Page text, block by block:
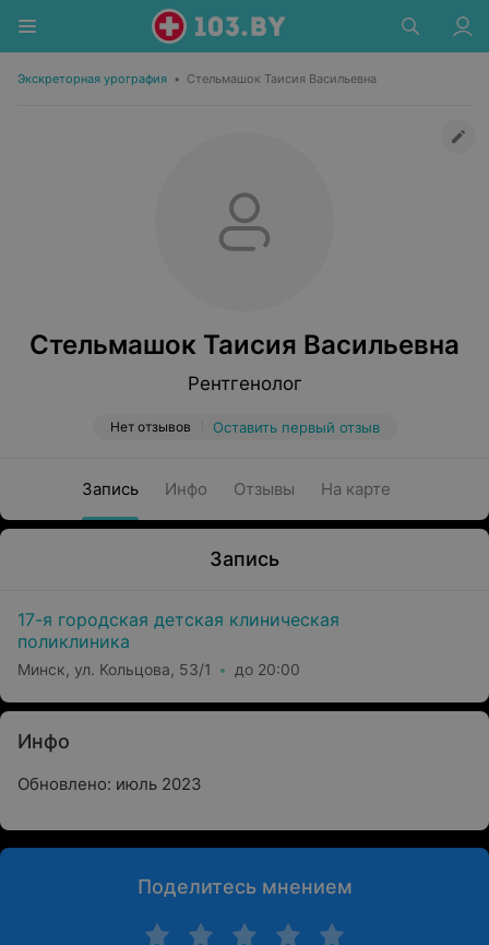
Экскреторная урография • Стельмашок Таисия Васильевна
Стельмашок Таисия Васильевна
Рентгенолог
Нет отзывов Оставить первый отзыв
Запись Инфо Отзывы На карте
Запись
17-я городская детская клиническая
поликлиника
Минск, ул. Кольцова, 53/1 до 20:00
Инфо
Обновлено: июль 2023
Поделитесь мнением